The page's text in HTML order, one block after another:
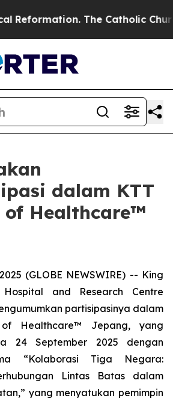
The Catholic
dalam KTT
of Healthcare™
(GLOBE NEWSWIRE) -- King
and Research Centre
partisipasinya dalam
Healthcare™ Jepang, yang
24 September 2025 dengan
“Kolaborasi Tiga Negara:
Lintas Batas dalam
yang menyatukan pemimpin